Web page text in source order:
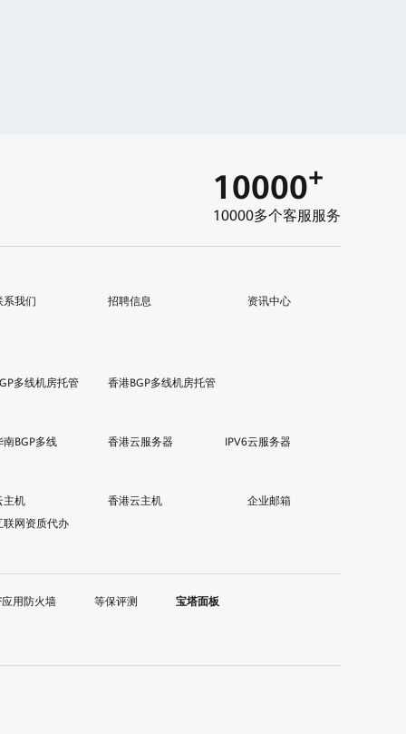
10000+
10000多个客服服务
系我们 招聘信息 资讯中心
多线机房托管 香港BGP多线机房托管
南BGP多线 香港云服务器 IPV6云服务器
主机 香港云主机
企业邮箱
联网资质代办
用防火墙 等保评测 宝塔面板